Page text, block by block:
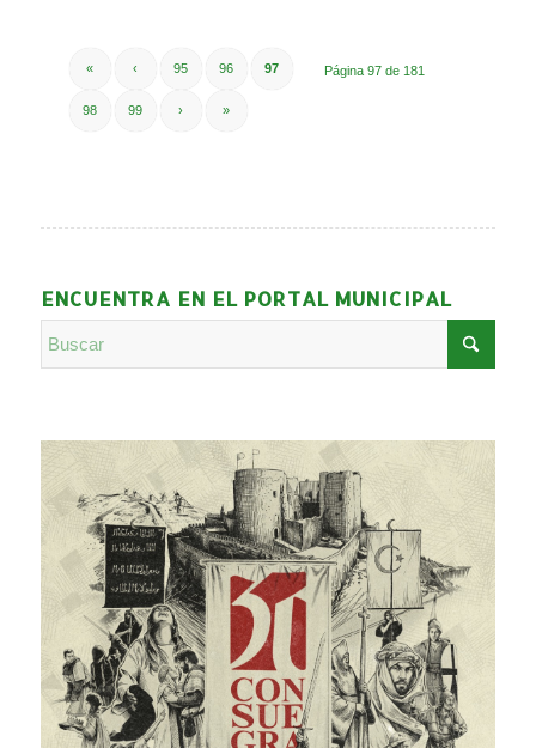
Página 97 de 181
« ‹ 95 96 97
98 99 › »
ENCUENTRA EN EL PORTAL MUNICIPAL